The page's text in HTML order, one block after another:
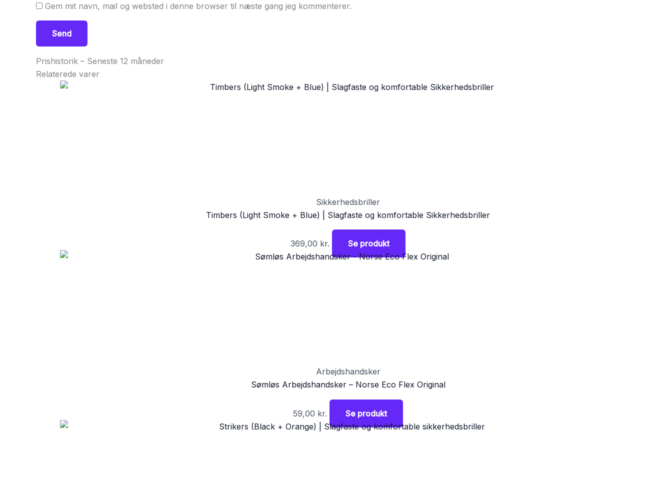
Gem mit navn, mail og websted i denne browser til næste gang jeg kommenterer.
Prishistorik – Seneste 12 måneder
Relaterede varer
Sikkerhedsbriller
Timbers (Light Smoke + Blue) | Slagfaste og komfortable Sikkerhedsbriller
369,00 kr. Se produkt
Arbejdshandsker
Sømløs Arbejdshandsker – Norse Eco Flex Original
59,00 kr. Se produkt